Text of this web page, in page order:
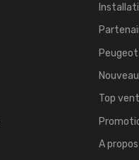
Top
A propos